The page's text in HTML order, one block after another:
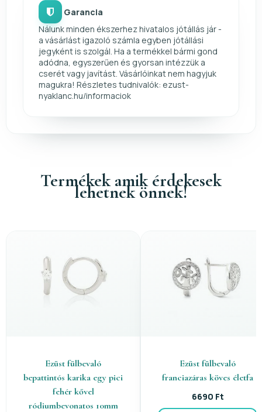
Garancia
Nálunk minden ékszerhez hivatalos jótállás jár -
a vásárlást igazoló számla egyben jótállási
jegyként is szolgál. Ha a termékkel bármi gond
adódna, egyszerűen és gyorsan intézzük a
cserét vagy javítást. Vásárlóinkat nem hagyjuk
magukra! Részletes tudnivalók: ezust-
nyaklanc.hu/informaciok
Termékek amik érdekesek
lehetnek önnek!
Ezüst fülbevaló
bepattintós karika egy pici
fehér kővel
ródiumbevonatos 10mm
Ezüst fülbevaló
franciazáras köves életfa
6690 Ft